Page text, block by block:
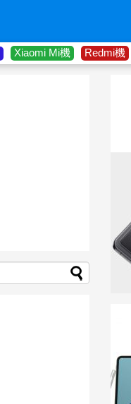
Xiaomi Mi機 Redmi機